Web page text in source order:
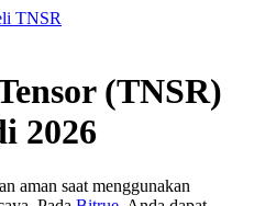
TNSR
(TNSR)
2026
aman saat menggunakan